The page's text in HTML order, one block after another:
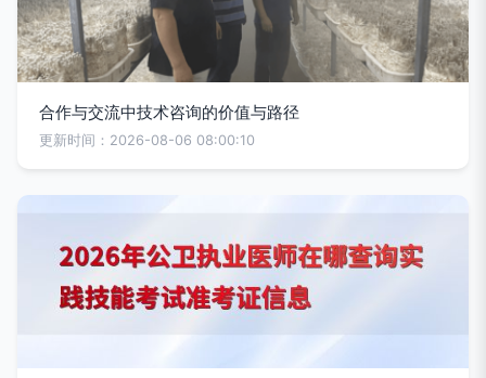
合作与交流中技术咨询的价值与路径
更新时间：2026-08-06 08:00:10